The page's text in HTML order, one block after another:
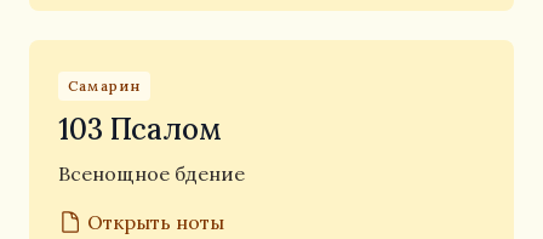
Самарин
103 Псалом
Всенощное бдение
Открыть ноты